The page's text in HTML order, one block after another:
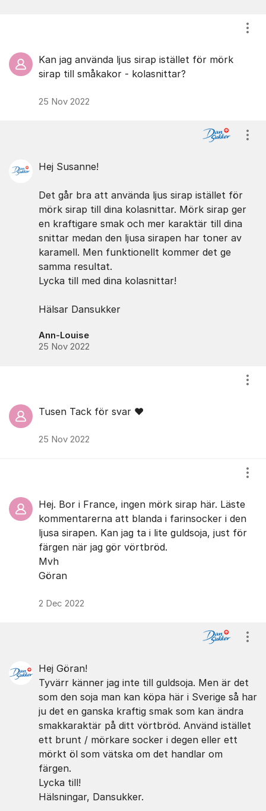
Kan jag använda ljus sirap istället för mörk
sirap till småkakor - kolasnittar?
25 Nov 2022
Hej Susanne!
Det går bra att använda ljus sirap istället för
mörk sirap till dina kolasnittar. Mörk sirap ger
en kraftigare smak och mer karaktär till dina
snittar medan den ljusa sirapen har toner av
karamell. Men funktionellt kommer det ge
samma resultat.
Lycka till med dina kolasnittar!
Hälsar Dansukker
Ann-Louise
25 Nov 2022
Tusen Tack för svar ❤️
25 Nov 2022
Hej. Bor i France, ingen mörk sirap här. Läste
kommentarerna att blanda i farinsocker i den
ljusa sirapen. Kan jag ta i lite guldsoja, just för
färgen när jag gör vörtbröd.
Mvh
Göran
2 Dec 2022
Hej Göran!
Tyvärr känner jag inte till guldsoja. Men är det
som den soja man kan köpa här i Sverige så har
ju det en ganska kraftig smak som kan ändra
smakkaraktär på ditt vörtbröd. Använd istället
ett brunt / mörkare socker i degen eller ett
mörkt öl som vätska om det handlar om
färgen.
Lycka till!
Hälsningar, Dansukker.